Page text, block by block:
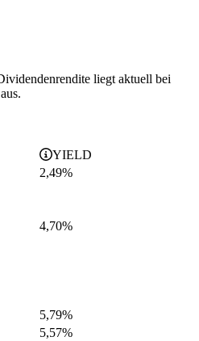
liegt aktuell bei
YIELD
2,49%
4,70%
5,79%
5,57%